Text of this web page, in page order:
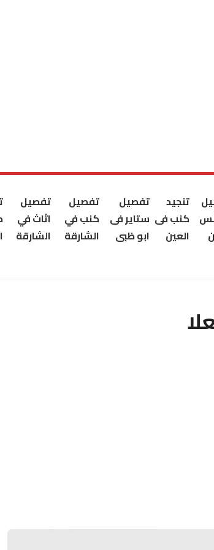
تنجيد
كنب فى
العين
تفصيل
ستاير فى
ابو ظبى
تفصيل
كنب في
الشارقة
تفصيل
اثاث في
الشارقة